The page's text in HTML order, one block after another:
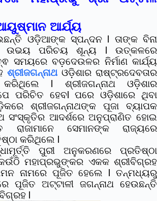
ଆର୍ଯ୍ୟ
ଓଡ଼ିଆଙ୍କ ସ୍ପନ୍ଦନ l ତାଙ୍କ ବିନା
ଉଭୟ ପରିଚୟ ଶୂନ୍ୟ l ଉତ୍କଳରେ
ସମୟରେ ବଡ଼ଦେଉଳର ନିର୍ମାଣ କାର୍ଯ୍ୟ
ଶ୍ରୀଜଗନ୍ନାଥଓଡ଼ିଶାର ରାଷ୍ଟ୍ରଦେବତାର
କରିଥିଲେ l ଶ୍ରୀଜଗନ୍ନାଥ ଓଡ଼ିଶାର
ପରିଚିତ ହେବl ପରେ ଓଡ଼ିଶାରେ ଥିବା
ଶ୍ରୀଜଗନ୍ନାଥଙ୍କ ପୂଜା ବ୍ୟାପକ
ସଂସ୍କୃତିର ଆଦର୍ଶରେ ଅନୁପ୍ରାଣିତ ହୋଇ
ରାଜାମାନେ ସେମାନଙ୍କ ରାଜ୍ୟରେ
କରିଥିଲେ l
ପୁରୀ ଅନୁକରଣରେ ପ୍ରତିଷ୍ଠା
ମହାପ୍ରଭୁଙ୍କର ଏକକ ଶ୍ରୀବିଗ୍ରହ
ନାମରେ ପୂଜିତ ହେଲେ l ତନ୍ମଧ୍ୟରୁ
ପୂଜିତ ଅଟ୍ଟାଳୀ ଜଗନ୍ନାଥ ହେଉଛନ୍ତି
l